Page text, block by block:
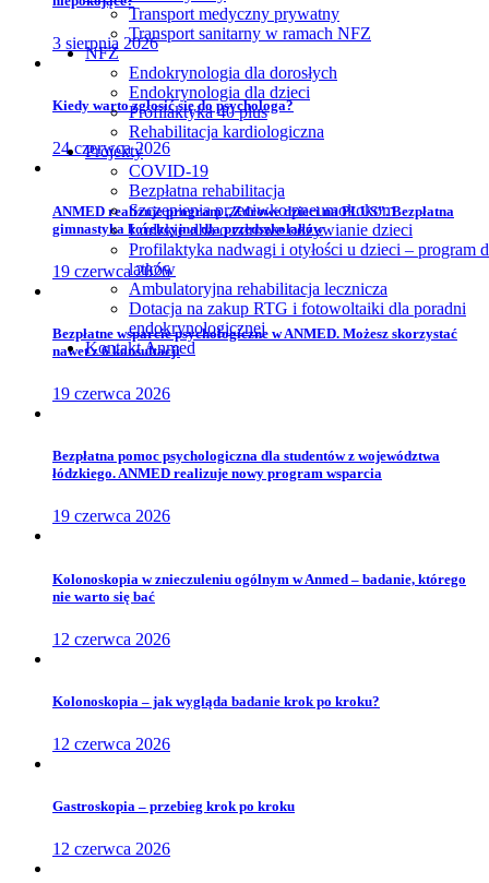
Transport medyczny prywatny
Transport sanitarny w ramach NFZ
NFZ
Endokrynologia dla dorosłych
Endokrynologia dla dzieci
Profilaktyka 40 plus
Rehabilitacja kardiologiczna
Projekty
COVID-19
Bezpłatna rehabilitacja
Szczepienia przeciwko pneumokokom
Łódzkie dba o zdrowe odżywianie dzieci
Profilaktyka nadwagi i otyłości u dzieci – program
latków
Ambulatoryjna rehabilitacja lecznicza
Dotacja na zakup RTG i fotowoltaiki dla poradni
endokrynologicznej
Kontakt Anmed
3 sierpnia 2026
Kiedy warto zgłosić się do psychologa?
24 czerwca 2026
ANMED realizuje program „Zdrowe dzieci na PLUS”. Bezpłatna
gimnastyka korekcyjna dla przedszkolaków
19 czerwca 2026
Bezpłatne wsparcie psychologiczne w ANMED. Możesz skorzystać
nawet z 6 konsultacji
19 czerwca 2026
Bezpłatna pomoc psychologiczna dla studentów z województwa
łódzkiego. ANMED realizuje nowy program wsparcia
19 czerwca 2026
Kolonoskopia w znieczuleniu ogólnym w Anmed – badanie, którego
nie warto się bać
12 czerwca 2026
Kolonoskopia – jak wygląda badanie krok po kroku?
12 czerwca 2026
Gastroskopia – przebieg krok po kroku
12 czerwca 2026